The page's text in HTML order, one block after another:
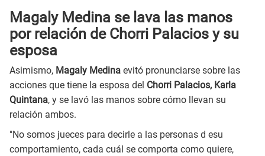
Magaly Medina se lava las manos
por relación de Chorri Palacios y su
esposa
Asimismo, Magaly Medina evitó pronunciarse sobre las
acciones que tiene la esposa del Chorri Palacios, Karla
Quintana, y se lavó las manos sobre cómo llevan su
relación ambos.
"No somos jueces para decirle a las personas d esu
comportamiento, cada cuál se comporta como quiere,